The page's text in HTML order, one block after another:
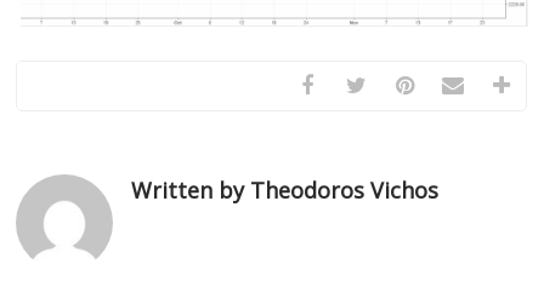
Written by Theodoros Vichos